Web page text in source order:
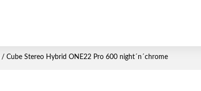
/ Cube Stereo Hybrid ONE22 Pro 600 night´n´chrome